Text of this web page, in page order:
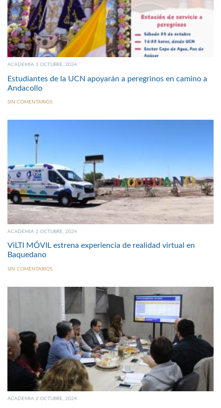
ACADEMIA 3 OCTUBRE, 2024
Estudiantes de la UCN apoyarán a peregrinos en camino a
Andacollo
SIN COMENTARIOS
ACADEMIA 2 OCTUBRE, 2024
ViLTI MÓVIL estrena experiencia de realidad virtual en
Baquedano
SIN COMENTARIOS
ACADEMIA 2 OCTUBRE, 2024